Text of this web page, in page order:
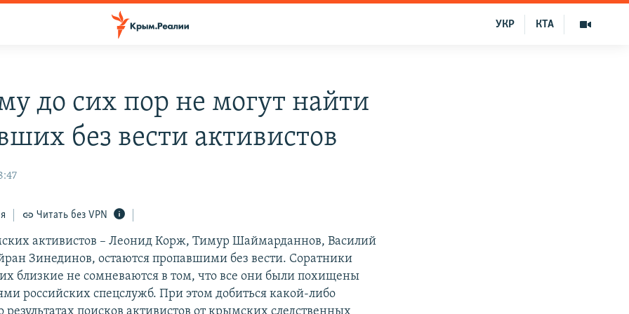
КТА
УКР
до сих пор не могут найти
без вести активистов
Читать без VPN
активистов – Леонид Корж, Тимур Шаймарданнов, Василий
Зинединов, остаются пропавшими без вести. Соратники
близкие не сомневаются в том, что все они были похищены
российских спецслужб. При этом добиться какой-либо